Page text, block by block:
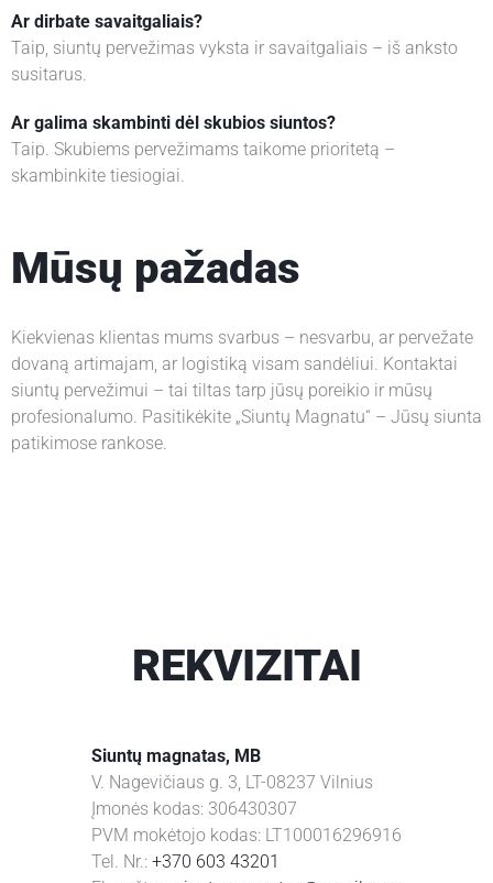
Ar dirbate savaitgaliais?
Taip, siuntų pervežimas vyksta ir savaitgaliais – iš anksto
susitarus.
Ar galima skambinti dėl skubios siuntos?
Taip. Skubiems pervežimams taikome prioritetą –
skambinkite tiesiogiai.
Mūsų pažadas
Kiekvienas klientas mums svarbus – nesvarbu, ar pervežate
dovaną artimajam, ar logistiką visam sandėliui. Kontaktai
siuntų pervežimui – tai tiltas tarp jūsų poreikio ir mūsų
profesionalumo. Pasitikėkite „Siuntų Magnatu“ – Jūsų siunta
patikimose rankose.
REKVIZITAI
Siuntų magnatas, MB
V. Nagevičiaus g. 3, LT-08237 Vilnius
Įmonės kodas: 306430307
PVM mokėtojo kodas: LT100016296916
Tel. Nr.: +370 603 43201